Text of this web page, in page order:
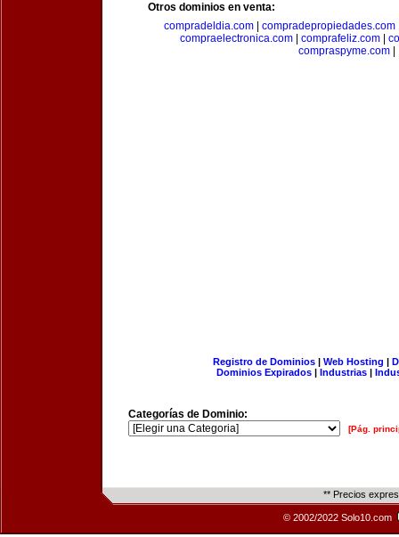
Otros dominios en venta:
compradeldia.com
compradepropiedades.com
compraelectronica.com| comprafeliz.com|
compraspyme.com|
Registro de Dominios| Web Hosting |
Dominios Expirados | Industrias |
Categorías de Dominio:
[Pág.
** Precios
© 2002/2022 Solo10.com